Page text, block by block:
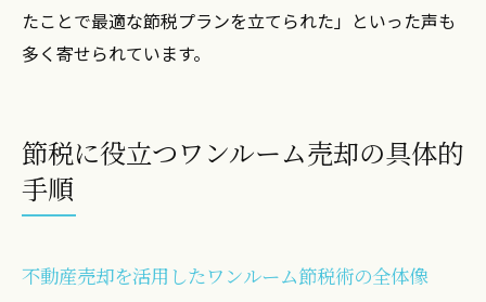
たことで最適な節税プランを立てられた」といった声も
多く寄せられています。
節税に役立つワンルーム売却の具体的
手順
不動産売却を活用したワンルーム節税術の全体像